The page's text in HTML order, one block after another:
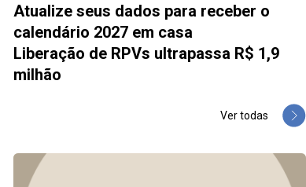
Atualize seus dados para receber o
calendário 2027 em casa
Liberação de RPVs ultrapassa R$ 1,9
milhão
Ver todas